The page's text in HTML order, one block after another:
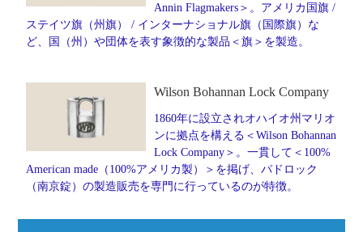
Annin Flagmakers＞。アメリカ国旗 /
ステイツ旗（州旗） / インターナショナル旗（国際旗）な
ど、国（州）や団体を表す象徴的な製品＜旗＞を製造。
Wilson Bohannan Lock Company
1860年に設立されオハイオ州マリオ
ンに拠点を構える＜Wilson Bohannan
Lock Company＞。一貫して＜100%
American made（100%アメリカ製）＞を掲げ、パドロック
（南京錠）の製造販売を専門に行っているのが特徴。